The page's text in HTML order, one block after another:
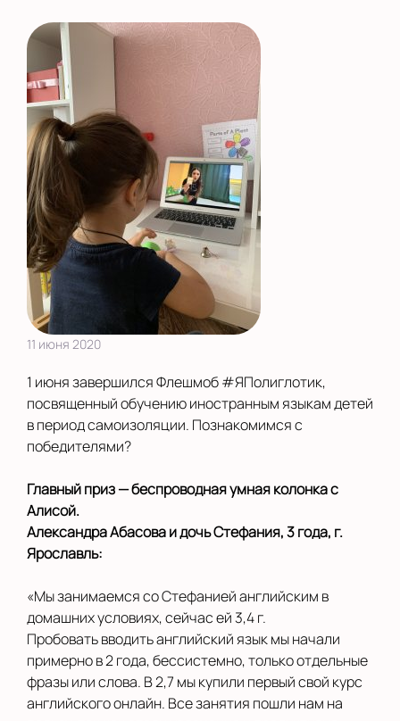
Калининград
Камышлов
Киров
Курск
Ленинградская
область
Махачкала
Москва
Московская область
Новороссийск
Новосибирск
Орел
Оренбург
Пермь
Рязань
Салехард
11 июня 2020
1 июня завершился Флешмоб #ЯПолиглотик,
посвященный обучению иностранным языкам детей
в период самоизоляции. Познакомимся с
победителями?
Главный приз — беспроводная умная колонка с
Алисой.
Александра Абасова и дочь Стефания, 3 года, г.
Ярославль:
«Мы занимаемся со Стефанией английским в
домашних условиях, сейчас ей 3,4 г.
Пробовать вводить английский язык мы начали
примерно в 2 года, бессистемно, только отдельные
фразы или слова. В 2,7 мы купили первый свой курс
английского онлайн. Все занятия пошли нам на